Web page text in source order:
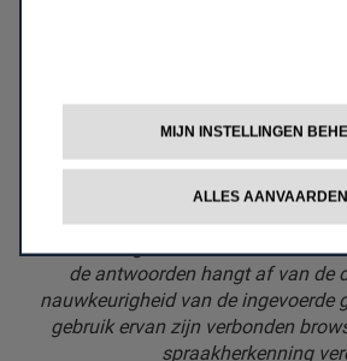
op Jeep® Avenger en
***ChatGPT en andere AI systemen
gegevens die antwoorden
informatie die op het internet wordt
onnauwkeurig of bevooroordeeld kan
de antwoorden hangt af van de
nauwkeurigheid van de ingevoerde
gebruik ervan zijn verbonden
spraakherkenning
MIJN INSTELLINGEN
ALLES AANVAARDEN